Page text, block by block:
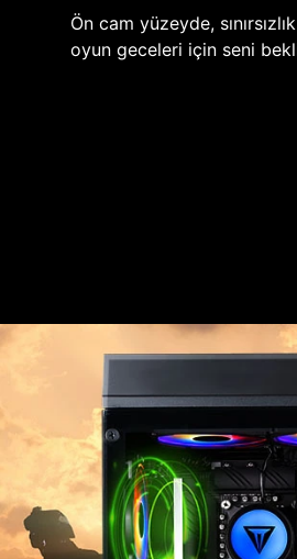
Ön cam yüzeyde,
oyun geceleri için seni